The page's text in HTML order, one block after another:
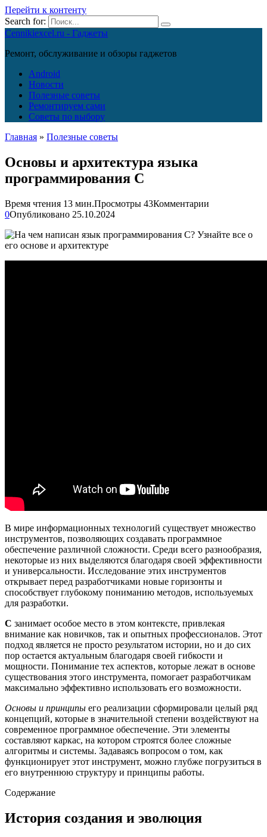
Перейти к контенту
Search for:
Cennikiexcel.ru - Гаджеты
Ремонт, обслуживание и обзоры гаджетов
Android
Новости
Полезные советы
Ремонтируем сами
Советы по выбору
Главная » Полезные советы
Основы и архитектура языка
программирования C
Время чтения 13 мин.Просмотры 43Комментарии
0Опубликовано 25.10.2024
В мире информационных технологий существует множество
инструментов, позволяющих создавать программное
обеспечение различной сложности. Среди всего разнообразия,
некоторые из них выделяются благодаря своей эффективности
и универсальности. Исследование этих инструментов
открывает перед разработчиками новые горизонты и
способствует глубокому пониманию методов, используемых
для разработки.
C занимает особое место в этом контексте, привлекая
внимание как новичков, так и опытных профессионалов. Этот
подход является не просто результатом истории, но и до сих
пор остается актуальным благодаря своей гибкости и
мощности. Понимание тех аспектов, которые лежат в основе
существования этого инструмента, помогает разработчикам
максимально эффективно использовать его возможности.
Основы и принципы его реализации сформировали целый ряд
концепций, которые в значительной степени воздействуют на
современное программное обеспечение. Эти элементы
составляют каркас, на котором строятся более сложные
алгоритмы и системы. Задаваясь вопросом о том, как
функционирует этот инструмент, можно глубже погрузиться в
его внутреннюю структуру и принципы работы.
Содержание
История создания и эволюция